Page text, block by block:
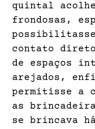
quintal
frondosas,
contato
de espaços
arejados,
permitisse a
as
se brincava